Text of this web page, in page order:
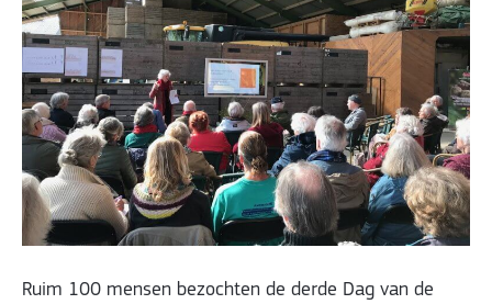
Ruim 100 mensen bezochten de derde Dag van de